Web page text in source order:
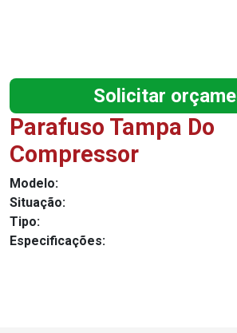
Solicitar
Parafuso Tampa Do
Compressor
Modelo:
Situação:
Tipo:
Especificações: